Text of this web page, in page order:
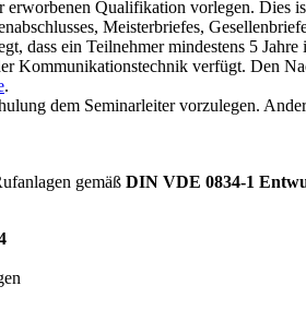
Qualifikation vorlegen. Dies
Meisterbriefes,
dass ein Teilnehmer mindestens 5
Kommunikationstechnik verfügt. Den
.
dem Seminarleiter vorzulegen.
gemäß DIN VDE 0834-1